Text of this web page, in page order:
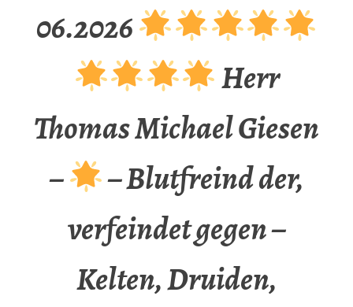
06.2026
Herr
Thomas Michael Giesen
–
– Blutfreind der,
verfeindet gegen –
Kelten, Druiden,